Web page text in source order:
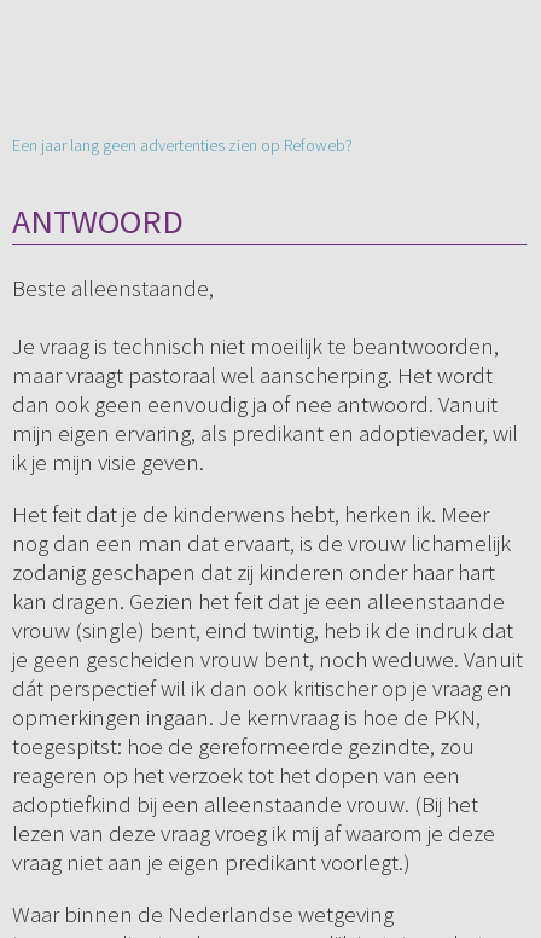
Een jaar lang geen advertenties zien op Refoweb?
ANTWOORD
Beste alleenstaande,
Je vraag is technisch niet moeilijk te beantwoorden,
maar vraagt pastoraal wel aanscherping. Het wordt
dan ook geen eenvoudig ja of nee antwoord. Vanuit
mijn eigen ervaring, als predikant en adoptievader, wil
ik je mijn visie geven.
Het feit dat je de kinderwens hebt, herken ik. Meer
nog dan een man dat ervaart, is de vrouw lichamelijk
zodanig geschapen dat zij kinderen onder haar hart
kan dragen. Gezien het feit dat je een alleenstaande
vrouw (single) bent, eind twintig, heb ik de indruk dat
je geen gescheiden vrouw bent, noch weduwe. Vanuit
dát perspectief wil ik dan ook kritischer op je vraag en
opmerkingen ingaan. Je kernvraag is hoe de PKN,
toegespitst: hoe de gereformeerde gezindte, zou
reageren op het verzoek tot het dopen van een
adoptiefkind bij een alleenstaande vrouw. (Bij het
lezen van deze vraag vroeg ik mij af waarom je deze
vraag niet aan je eigen predikant voorlegt.)
Waar binnen de Nederlandse wetgeving